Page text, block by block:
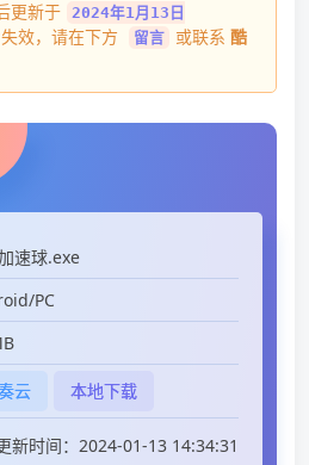
更新于
2024年1月13日
效，请在下方 留言 或联系 酷
速球.exe
PC
云 本地下载
新时间：2024-01-13 14:34:31